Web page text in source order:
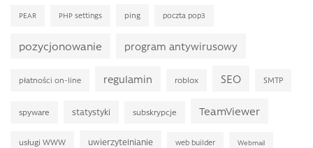
PEAR PHP settings ping poczta pop3
pozycjonowanie program antywirusowy
płatności on-line regulamin roblox SEO SMTP
spyware statystyki subskrypcje TeamViewer
usługi WWW uwierzytelnianie web builder Webmail